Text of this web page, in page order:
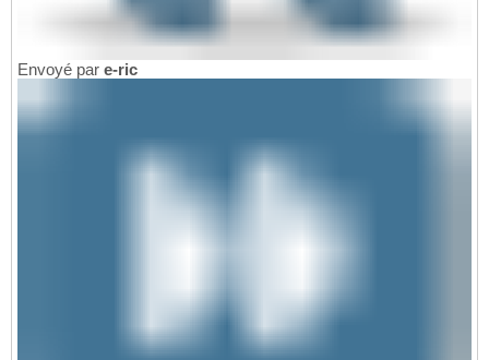
Envoyé par e-ric